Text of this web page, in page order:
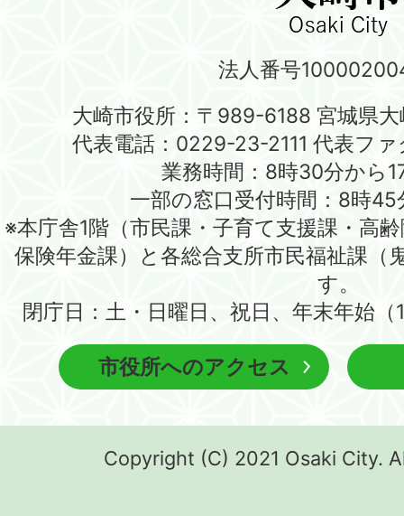
法人番号
大崎市役所：〒989-6188 宮城県大
代表電話：0229-23-2111 代表フ
業務時間：8時30分から
一部の窓口受付時間：8時
※本庁舎1階（市民課・子育て支援課・高
保険年金課）と各総合支所市民福祉課（
す。
閉庁日：土・日曜日、祝日、年末年始
市役所へのアクセス
Copyright (C) 2021 Osaki City.